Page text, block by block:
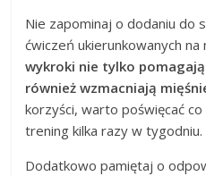
Nie zapominaj o dodaniu do
ćwiczeń ukierunkowanych na
wykroki nie tylko
również wzmacniają
korzyści, warto poświęcać
trening kilka razy w tygodniu.
Dodatkowo pamiętaj o